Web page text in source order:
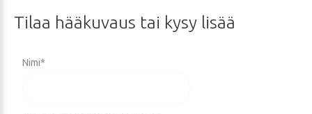
Tilaa hääkuvaus tai kysy lisää
Nimi*